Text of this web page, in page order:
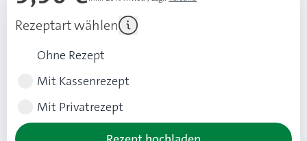
Rezeptart wählen
Ohne Rezept
Mit Kassenrezept
Mit Privatrezept